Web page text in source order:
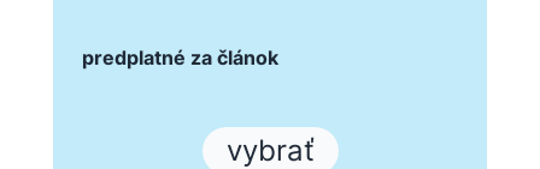
predplatné za článok
vybrať